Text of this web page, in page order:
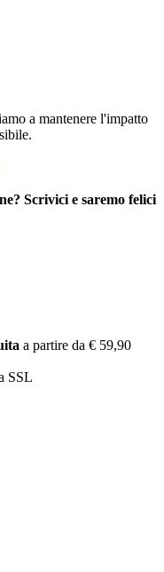
a mantenere l'impatto
Scrivici e saremo felici
a partire da € 59,90
SSL